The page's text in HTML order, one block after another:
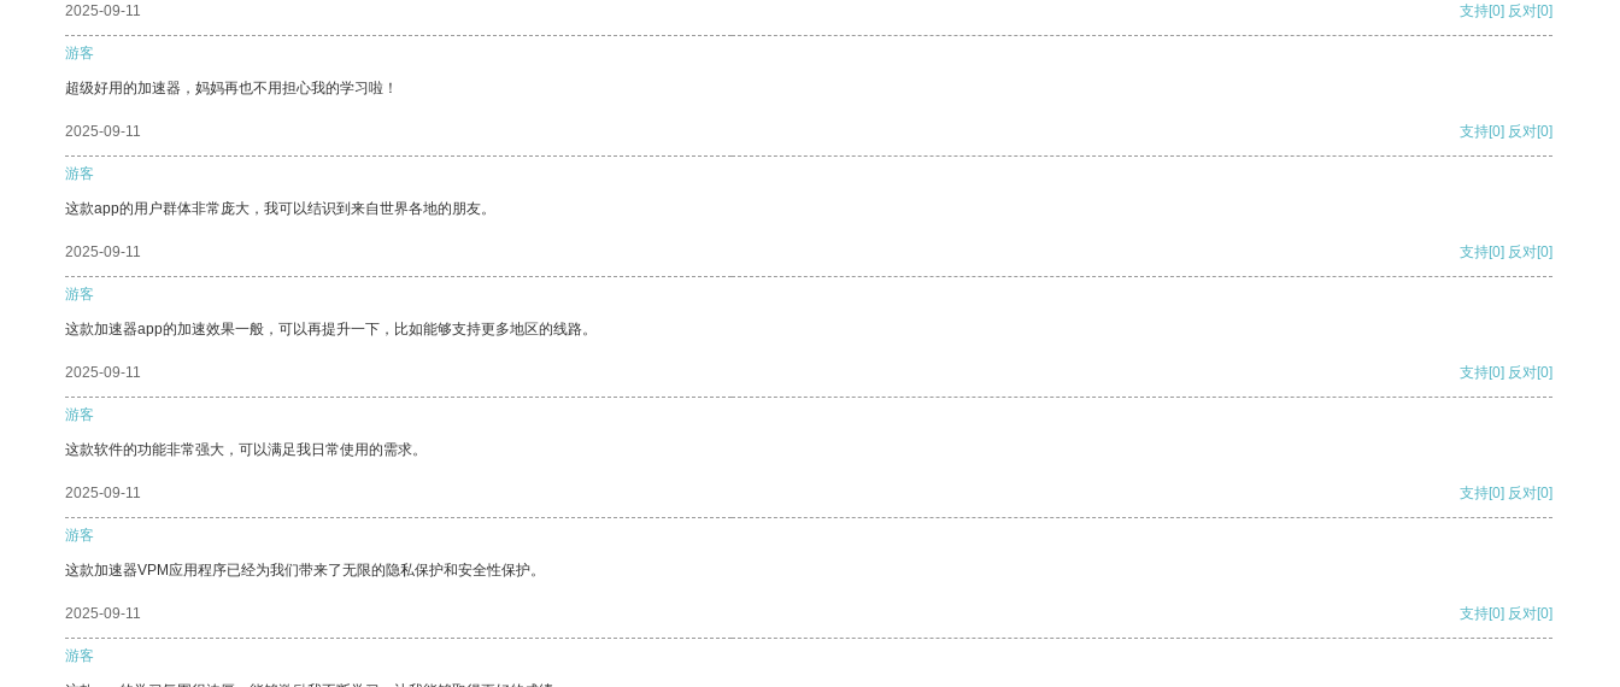
2025-09-11 支持[0] 反对[0]
游客
超级好用的加速器，妈妈再也不用担心我的学习啦！
2025-09-11 支持[0] 反对[0]
游客
这款app的用户群体非常庞大，我可以结识到来自世界各地的朋友。
2025-09-11 支持[0] 反对[0]
游客
这款加速器app的加速效果一般，可以再提升一下，比如能够支持更多地区的线路。
2025-09-11 支持[0] 反对[0]
游客
这款软件的功能非常强大，可以满足我日常使用的需求。
2025-09-11 支持[0] 反对[0]
游客
这款加速器VPM应用程序已经为我们带来了无限的隐私保护和安全性保护。
2025-09-11 支持[0] 反对[0]
游客